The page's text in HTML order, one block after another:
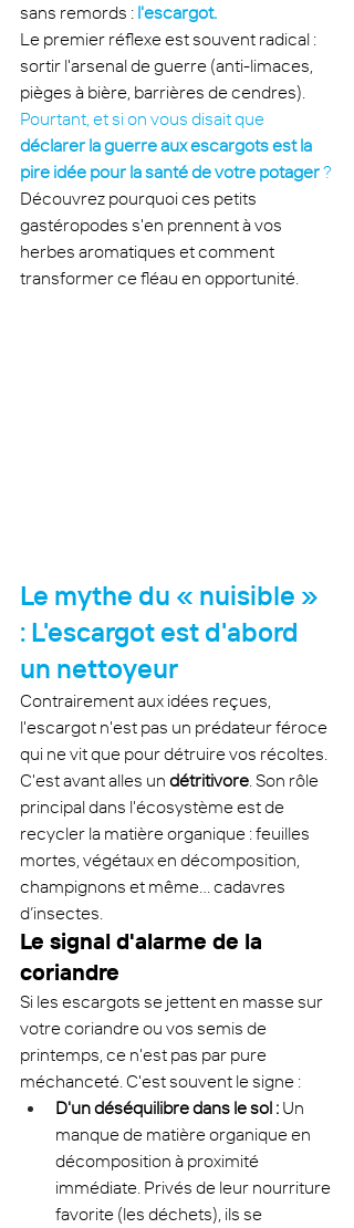
sans remords : l'escargot.
Le premier réflexe est souvent radical :
sortir l'arsenal de guerre (anti-limaces,
pièges à bière, barrières de cendres).
Pourtant, et si on vous disait que
déclarer la guerre aux escargots est la
pire idée pour la santé de votre potager ?
Découvrez pourquoi ces petits
gastéropodes s'en prennent à vos
herbes aromatiques et comment
transformer ce fléau en opportunité.
Le mythe du « nuisible »
: L'escargot est d'abord
un nettoyeur
Contrairement aux idées reçues,
l'escargot n'est pas un prédateur féroce
qui ne vit que pour détruire vos récoltes.
C'est avant alles un détritivore. Son rôle
principal dans l'écosystème est de
recycler la matière organique : feuilles
mortes, végétaux en décomposition,
champignons et même... cadavres
d’insectes.
Le signal d'alarme de la
coriandre
Si les escargots se jettent en masse sur
votre coriandre ou vos semis de
printemps, ce n'est pas par pure
méchanceté. C'est souvent le signe :
D'un déséquilibre dans le sol : Un
manque de matière organique en
décomposition à proximité
immédiate. Privés de leur nourriture
favorite (les déchets), ils se